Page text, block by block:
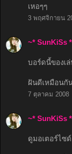
เหอๆๆ
3 พฤศจิกายน
~* SunKiSs
บอร์ดนี้ของเล่
ฝันดีเหมือนกั
7 ตุลาคม 2008
~* SunKiSs
ดูมอเตอร์ไซด์